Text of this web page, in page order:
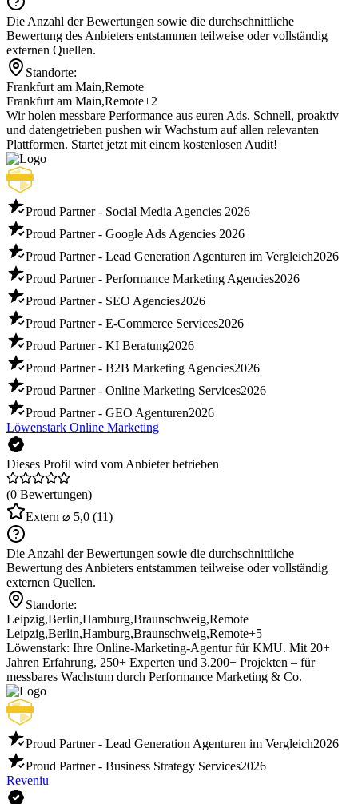
Die Anzahl der Bewertungen sowie die durchschnittliche
Bewertung des Anbieters entstammen teilweise oder vollständig
externen Quellen.
Standorte:
Frankfurt am Main,Remote
Frankfurt am Main,Remote+2
Wir holen messbare Performance aus euren Ads. Schnell, proaktiv
und datengetrieben pushen wir Wachstum auf allen relevanten
Plattformen. Startet jetzt mit einem kostenlosen Audit!
Proud Partner - Social Media Agencies 2026
Proud Partner - Google Ads Agencies 2026
Proud Partner - Lead Generation Agenturen im Vergleich2026
Proud Partner - Performance Marketing Agencies2026
Proud Partner - SEO Agencies2026
Proud Partner - E-Commerce Services2026
Proud Partner - KI Beratung2026
Proud Partner - B2B Marketing Agencies2026
Proud Partner - Online Marketing Services2026
Proud Partner - GEO Agenturen2026
Löwenstark Online Marketing
Dieses Profil wird vom Anbieter betrieben
(0 Bewertungen)
Extern ⌀ 5,0 (11)
Die Anzahl der Bewertungen sowie die durchschnittliche
Bewertung des Anbieters entstammen teilweise oder vollständig
externen Quellen.
Standorte:
Leipzig,Berlin,Hamburg,Braunschweig,Remote
Leipzig,Berlin,Hamburg,Braunschweig,Remote+5
Löwenstark: Ihre Online-Marketing-Agentur für KMU. Mit 20+
Jahren Erfahrung, 250+ Experten und 3.200+ Projekten – für
messbares Wachstum durch Performance Marketing & Co.
Proud Partner - Lead Generation Agenturen im Vergleich2026
Proud Partner - Business Strategy Services2026
Reveniu